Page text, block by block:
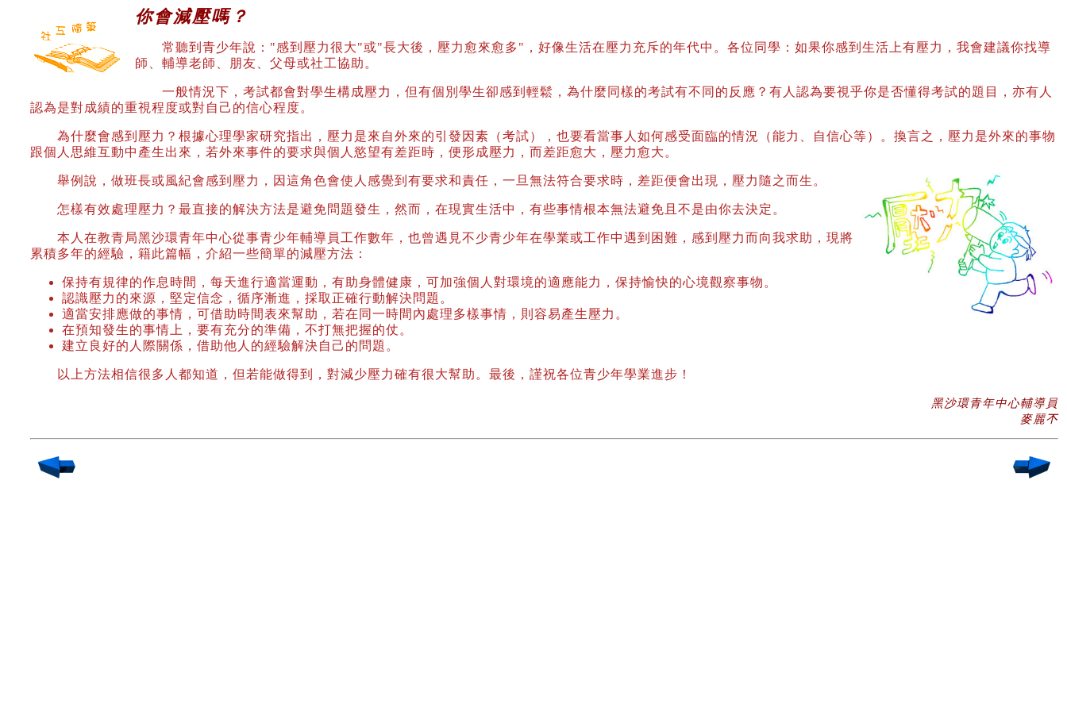
你會減壓嗎？
常聽到青少年說："感到壓力很大"或"長大後，壓力愈來愈多"，好像生活在壓力充斥的年代中。各位同學：如果你感到生活上有壓力，我會建議你找導
師、輔導老師、朋友、父母或社工協助。
一般情況下，考試都會對學生構成壓力，但有個別學生卻感到輕鬆，為什麼同樣的考試有不同的反應？有人認為要視乎你是否懂得考試的題目，亦有人
認為是對成績的重視程度或對自己的信心程度。
為什麼會感到壓力？根據心理學家研究指出，壓力是來自外來的引發因素（考試），也要看當事人如何感受面臨的情況（能力、自信心等）。換言之，壓力是外來的事物
跟個人思維互動中產生出來，若外來事件的要求與個人慾望有差距時，便形成壓力，而差距愈大，壓力愈大。
舉例說，做班長或風紀會感到壓力，因這角色會使人感覺到有要求和責任，一旦無法符合要求時，差距便會出現，壓力隨之而生。
怎樣有效處理壓力？最直接的解決方法是避免問題發生，然而，在現實生活中，有些事情根本無法避免且不是由你去決定。
本人在教青局黑沙環青年中心從事青少年輔導員工作數年，也曾遇見不少青少年在學業或工作中遇到困難，感到壓力而向我求助，現將
累積多年的經驗，籍此篇幅，介紹一些簡單的減壓方法：
保持有規律的作息時間，每天進行適當運動，有助身體健康，可加強個人對環境的適應能力，保持愉快的心境觀察事物。
認識壓力的來源，堅定信念，循序漸進，採取正確行動解決問題。
適當安排應做的事情，可借助時間表來幫助，若在同一時間內處理多樣事情，則容易產生壓力。
在預知發生的事情上，要有充分的準備，不打無把握的仗。
建立良好的人際關係，借助他人的經驗解決自己的問題。
以上方法相信很多人都知道，但若能做得到，對減少壓力確有很大幫助。最後，謹祝各位青少年學業進步！
黑沙環青年中心輔導員
麥麗𣎴